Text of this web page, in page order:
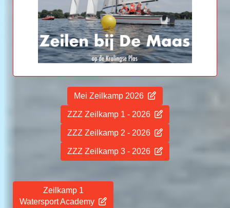
Mei Zeilkamp 2026
ZZZ Zeilkamp 1 - 2026
ZZZ Zeilkamp 2 - 2026
ZZZ Zeilkamp 3 - 2026
Zeilkamp 1
Watersport Academy